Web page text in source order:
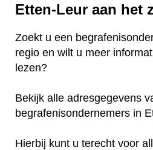
Etten-Leur aan het
Zoekt u een
regio en wilt u meer
lezen?
Bekijk alle adresgegevens
begrafenisondernemers in
Hierbij kunt u terecht voor